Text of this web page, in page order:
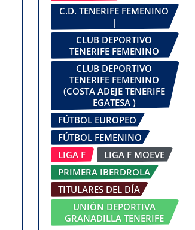
C.D. TENERIFE FEMENINO
|
CLUB DEPORTIVO
TENERIFE FEMENINO
CLUB DEPORTIVO
TENERIFE FEMENINO
(COSTA ADEJE TENERIFE
EGATESA )
FÚTBOL EUROPEO
FÚTBOL FEMENINO
LIGA F
LIGA F MOEVE
PRIMERA IBERDROLA
TITULARES DEL DÍA
UNIÓN DEPORTIVA
GRANADILLA TENERIFE